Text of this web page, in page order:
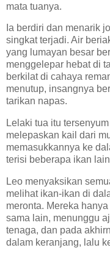
mata tuanya.
Ia berdiri dan menarik
singkat terjadi. Air
yang lumayan besar
menggelepar hebat di
berkilat di cahaya
menutup, insangnya
tarikan napas.
Lelaki tua itu
melepaskan kail dari
memasukkannya ke
terisi beberapa ikan
Leo menyaksikan
melihat ikan-ikan di
meronta. Mereka
sama lain, menunggu
tenaga, dan pada
dalam keranjang, lalu